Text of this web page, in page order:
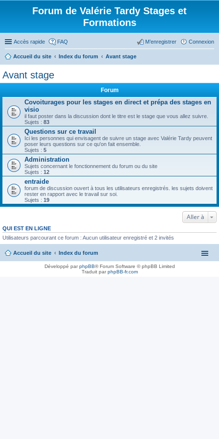
Forum de Valérie Tardy Stages et
Formations
Accès rapide FAQ Connexion
M’enregistrer
Accueil du site Index du forum Avant stage
Avant stage
Forum
Covoiturages pour les stages en direct et prépa des stages en
visio
il faut poster dans la discussion dont le titre est le stage que vous allez suivre.
Sujets : 83
Questions sur ce travail
Ici les personnes qui envisagent de suivre un stage avec Valérie Tardy peuvent
poser leurs questions sur ce qu'on fait ensemble.
Sujets : 5
Administration
Sujets concernant le fonctionnement du forum ou du site
Sujets : 12
entraide
forum de discussion ouvert à tous les utilisateurs enregistrés. les sujets doivent
rester en rapport avec le travail sur soi.
Sujets : 19
Aller à
QUI EST EN LIGNE
Utilisateurs parcourant ce forum : Aucun utilisateur enregistré et 2 invités
Accueil du site Index du forum
Développé parphpBB® Forum Software © phpBB Limited
Traduit parphpBB-fr.com